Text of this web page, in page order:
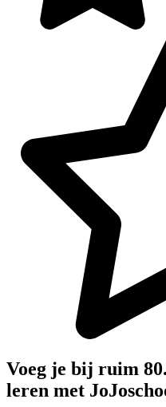
Voeg je bij ruim
leren met